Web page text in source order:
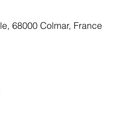
68000 Colmar, France